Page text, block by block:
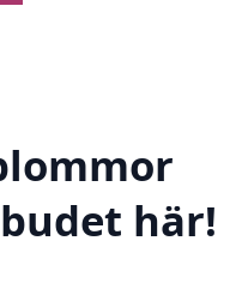
här!